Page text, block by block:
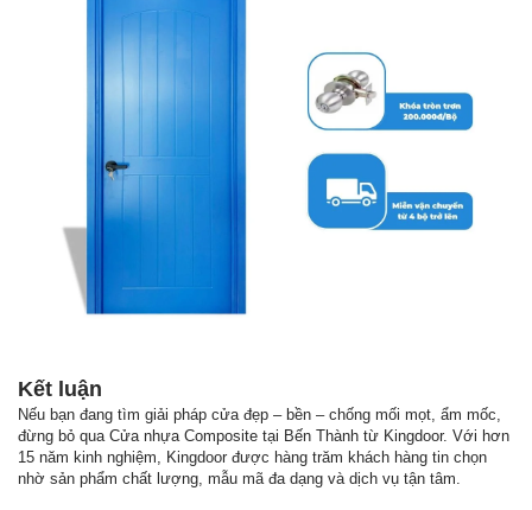
Kết luận
Nếu bạn đang tìm giải pháp cửa đẹp – bền – chống mối mọt, ẩm mốc,
đừng bỏ qua Cửa nhựa Composite tại Bến Thành từ Kingdoor. Với hơn
15 năm kinh nghiệm, Kingdoor được hàng trăm khách hàng tin chọn
nhờ sản phẩm chất lượng, mẫu mã đa dạng và dịch vụ tận tâm.